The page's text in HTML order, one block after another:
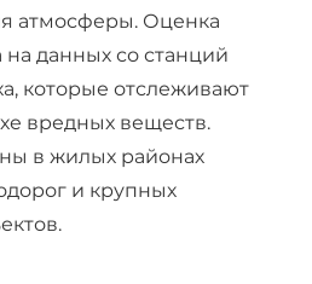
атмосферы. Оценка
данных со станций
которые отслеживают
вредных веществ.
в жилых районах
и крупных